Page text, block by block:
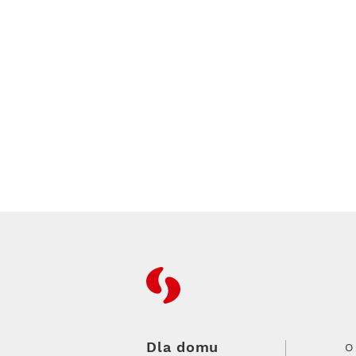
RFC
Dla domu